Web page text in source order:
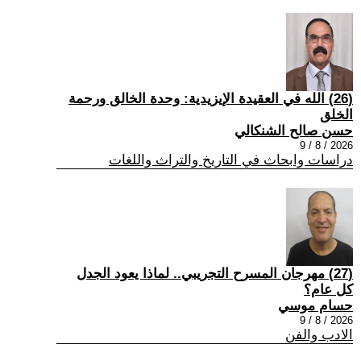
(26) الله في العقيدة الإيزيدية: وحدة الخالق ورحمة
الخلق
حسن صالح الشنكالي
2026 / 8 / 9
دراسات وابحاث في التاريخ والتراث واللغات
(27) مهرجان المسرح التجريبي.. لماذا يعود الجدل
كل عام؟
حسام موسي
2026 / 8 / 9
الادب والفن